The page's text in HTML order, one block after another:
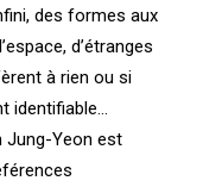
des formes aux
d’étranges
à rien ou si
identifiable…
Jung-Yeon est